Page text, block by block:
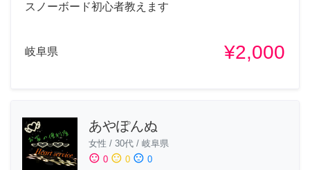
スノーボード初心者教えます
岐阜県 ¥2,000
あやぽんぬ
女性 / 30代 / 岐阜県
sentiment_satisfied 0 sentiment_neutral 0 sentiment_dissatisfied 0